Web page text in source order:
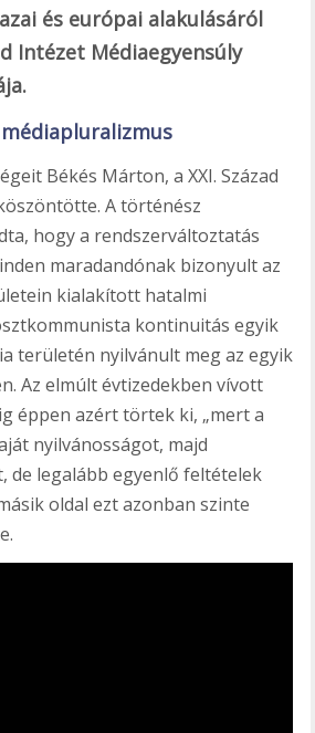
és európai alakulásáról
Intézet Médiaegyensúly
Békés Márton, a XXI. Század
A történész
hogy a rendszerváltoztatás
maradandónak bizonyult az
kialakított hatalmi
kontinuitás egyik
területén nyilvánult meg az egyik
Az elmúlt évtizedekben vívott
éppen azért törtek ki, „mert a
nyilvánosságot, majd
de legalább egyenlő feltételek
oldal ezt azonban szinte